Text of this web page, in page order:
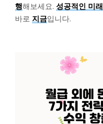
행해보세요. 성공적인 미래
바로 지금입니다.